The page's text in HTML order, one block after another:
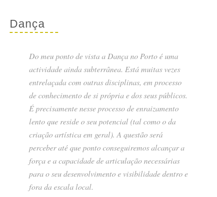
Dança
Do meu ponto de vista a Dança no Porto é uma
actividade ainda subterrânea. Está muitas vezes
entrelaçada com outras disciplinas, em processo
de conhecimento de si própria e dos seus públicos.
É precisamente nesse processo de enraizamento
lento que reside o seu potencial (tal como o da
criação artística em geral). A questão será
perceber até que ponto conseguiremos alcançar a
força e a capacidade de articulação necessárias
para o seu desenvolvimento e visibilidade dentro e
fora da escala local.